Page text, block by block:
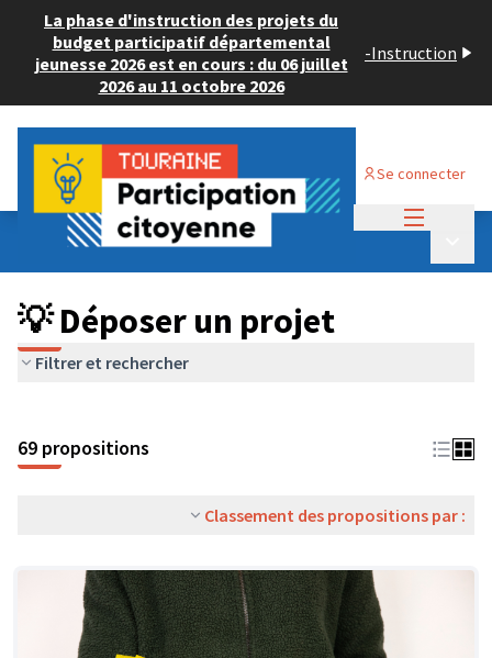
La phase d'instruction des projets du
budget participatif départemental
jeunesse 2026 est en cours : du 06 juillet
2026 au 11 octobre 2026
-Instruction
Se connecter
Budget Participatif ADULTE 2024
💡 Déposer un projet
💡 Déposer un projet
Filtrer et rechercher
69 propositions
Classement des propositions par :